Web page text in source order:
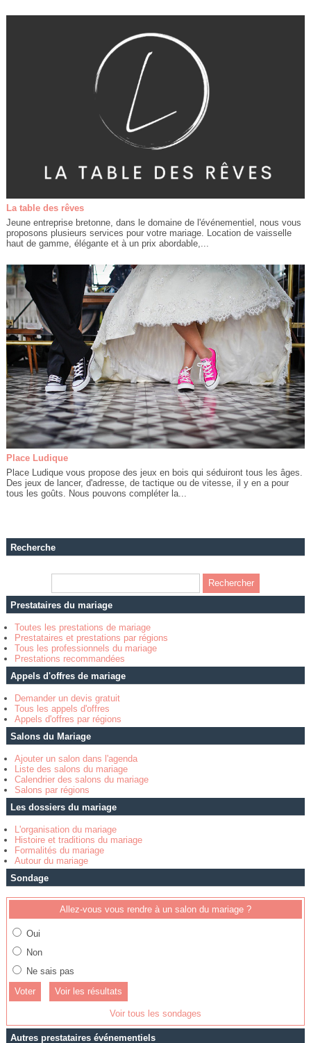
La table des rêves
Jeune entreprise bretonne, dans le domaine de l'événementiel, nous vous
proposons plusieurs services pour votre mariage. Location de vaisselle
haut de gamme, élégante et à un prix abordable,...
Place Ludique
Place Ludique vous propose des jeux en bois qui séduiront tous les âges.
Des jeux de lancer, d'adresse, de tactique ou de vitesse, il y en a pour
tous les goûts. Nous pouvons compléter la...
Recherche
Prestataires du mariage
Toutes les prestations de mariage
Prestataires et prestations par régions
Tous les professionnels du mariage
Prestations recommandées
Appels d'offres de mariage
Demander un devis gratuit
Tous les appels d'offres
Appels d'offres par régions
Salons du Mariage
Ajouter un salon dans l'agenda
Liste des salons du mariage
Calendrier des salons du mariage
Salons par régions
Les dossiers du mariage
L'organisation du mariage
Histoire et traditions du mariage
Formalités du mariage
Autour du mariage
Sondage
Allez-vous vous rendre à un salon du mariage ?
Oui
Non
Ne sais pas
Voir les résultats
Voir tous les sondages
Autres prestataires événementiels